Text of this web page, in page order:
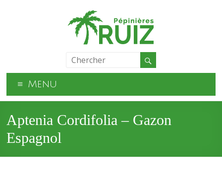
Menu
Aptenia Cordifolia – Gazon
Espagnol